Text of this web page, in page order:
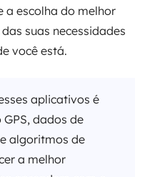
a escolha do melhor
suas necessidades
você está.
aplicativos é
dados de
algoritmos de
a melhor